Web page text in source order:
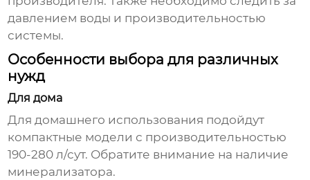
давлением воды и производительностью
системы.
Особенности выбора для различных
нужд
Для дома
Для домашнего использования подойдут
компактные модели с производительностью
190-280 л/сут. Обратите внимание на наличие
минерализатора.